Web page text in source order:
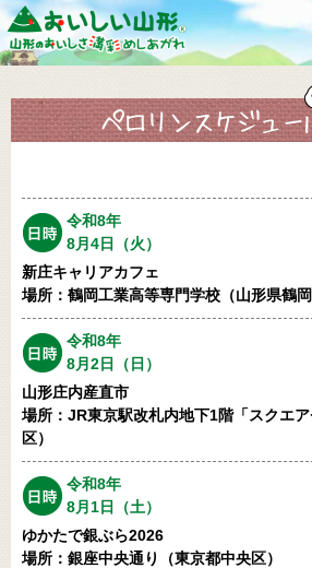
令和8年
8月4日（火）
新庄キャリアカフェ
場所：鶴岡工業高等専門学校（山形県鶴岡
令和8年
8月2日（日）
山形庄内産直市
場所：JR東京駅改札内地下1階「スクエ
区）
令和8年
8月1日（土）
ゆかたで銀ぶら2026
場所：銀座中央通り（東京都中央区）